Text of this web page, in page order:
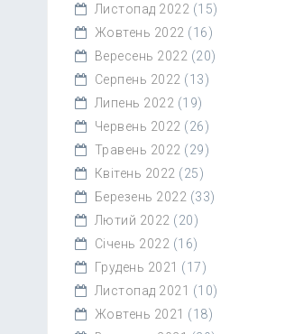
Листопад 2022 (15)
Жовтень 2022 (16)
Вересень 2022 (20)
Серпень 2022 (13)
Липень 2022 (19)
Червень 2022 (26)
Травень 2022 (29)
Квітень 2022 (25)
Березень 2022 (33)
Лютий 2022 (20)
Січень 2022 (16)
Грудень 2021 (17)
Листопад 2021 (10)
Жовтень 2021 (18)